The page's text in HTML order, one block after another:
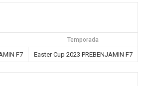
Temporada
F7 Easter Cup 2023 PREBENJAMIN F7